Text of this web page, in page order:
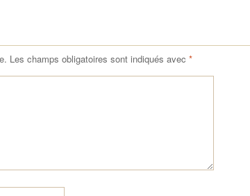
Les champs obligatoires sont indiqués avec *